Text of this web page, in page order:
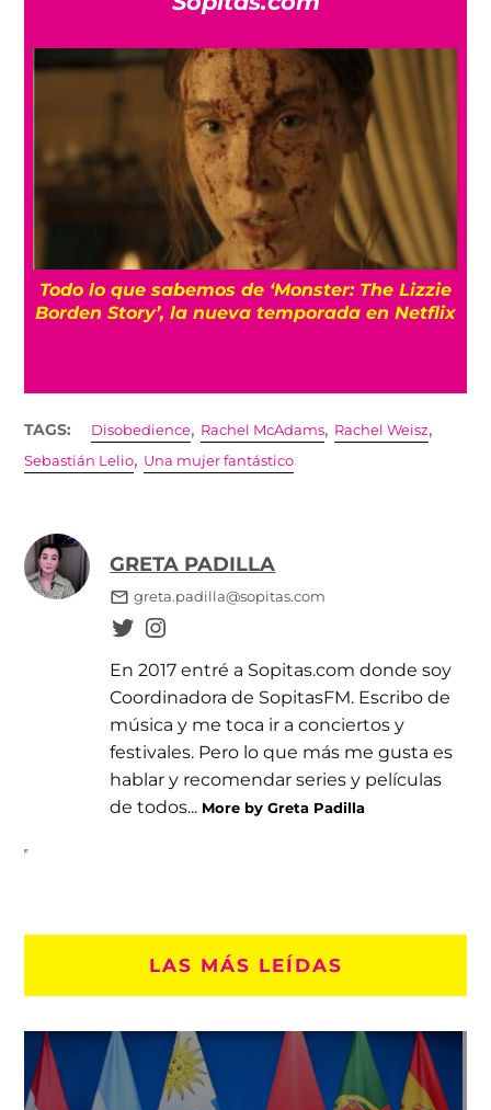
Todo lo que sabemos de ‘Monster: The Lizzie
Borden Story’, la nueva temporada en Netflix
TAGS: Disobedience, Rachel McAdams, Rachel Weisz,
Sebastián Lelio, Una mujer fantástico
GRETA PADILLA
greta.padilla@sopitas.com
En 2017 entré a Sopitas.com donde soy
Coordinadora de SopitasFM. Escribo de
música y me toca ir a conciertos y
festivales. Pero lo que más me gusta es
hablar y recomendar series y películas
de todos... More by Greta Padilla
LAS MÁS LEÍDAS